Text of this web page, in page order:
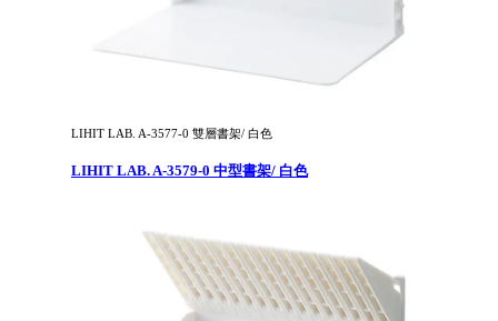
LIHIT LAB. A-3577-0 雙層書架/ 白色
LIHIT LAB. A-3579-0 中型書架/ 白色